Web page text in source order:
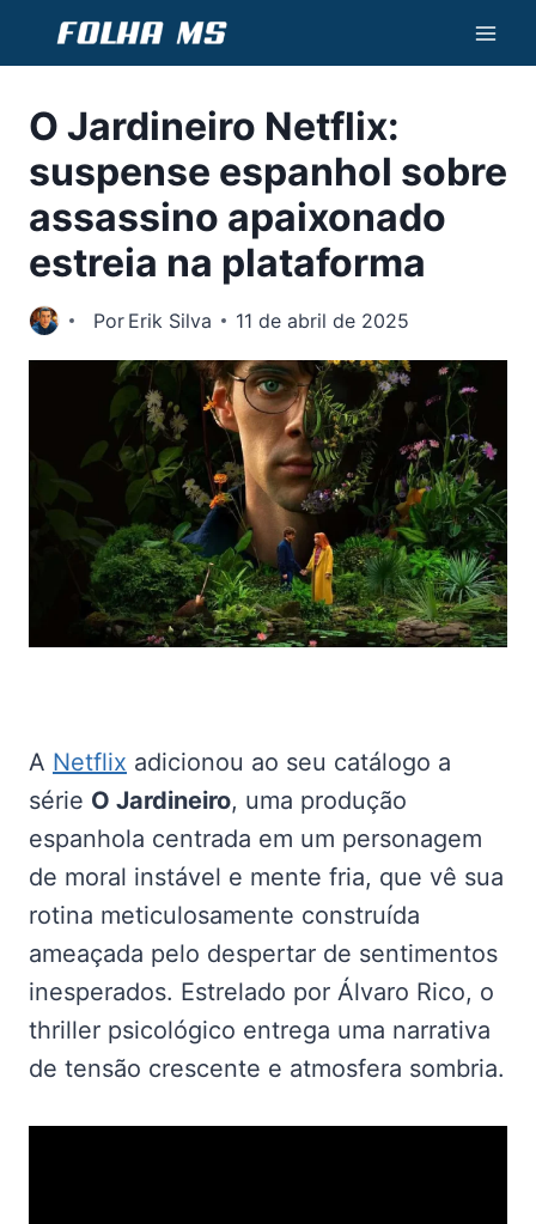
Conteúdo
O Jardineiro Netflix:
suspense espanhol sobre
assassino apaixonado
estreia na plataforma
Por Erik Silva 11 de abril de 2025
A Netflix adicionou ao seu catálogo a
série O Jardineiro, uma produção
espanhola centrada em um personagem
de moral instável e mente fria, que vê sua
rotina meticulosamente construída
ameaçada pelo despertar de sentimentos
inesperados. Estrelado por Álvaro Rico, o
thriller psicológico entrega uma narrativa
de tensão crescente e atmosfera sombria.